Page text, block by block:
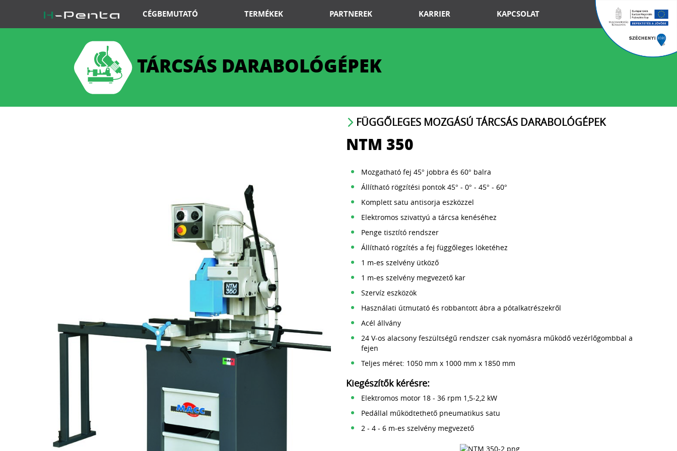
CÉGBEMUTATÓ TERMÉKEK PARTNEREK KARRIER KAPCSOLAT
TÁRCSÁS DARABOLÓGÉPEK
FÜGGŐLEGES MOZGÁSÚ TÁRCSÁS DARABOLÓGÉPEK
NTM 350
Mozgatható fej 45° jobbra és 60° balra
Állítható rögzítési pontok 45° - 0° - 45° - 60°
Komplett satu antisorja eszközzel
Elektromos szivattyú a tárcsa kenéséhez
Penge tisztító rendszer
Állítható rögzítés a fej függőleges löketéhez
1 m-es szelvény ütköző
1 m-es szelvény megvezető kar
Szervíz eszközök
Használati útmutató és robbantott ábra a pótalkatrészekről
Acél állvány
24 V-os alacsony feszültségű rendszer csak nyomásra működő vezérlőgombbal a
fejen
Teljes méret: 1050 mm x 1000 mm x 1850 mm
Kiegészítők kérésre:
Elektromos motor 18 - 36 rpm 1,5-2,2 kW
Pedállal működtethető pneumatikus satu
2 - 4 - 6 m-es szelvény megvezető